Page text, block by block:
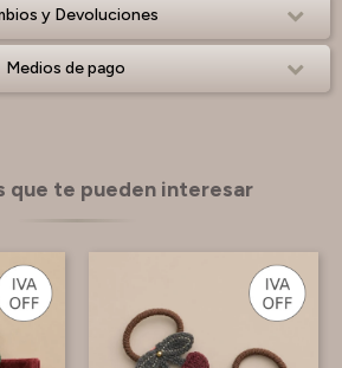
y Devoluciones
Medios de pago
que te pueden interesar